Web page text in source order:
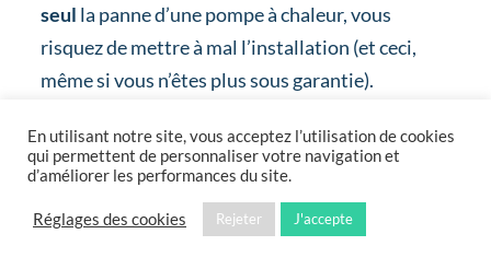
seul la panne d’une pompe à chaleur, vous
risquez de mettre à mal l’installation (et ceci,
même si vous n’êtes plus sous garantie).
Dans le contexte de son opération de
dépannage, le chauffagiste vous dira si les
réparations :
En utilisant notre site, vous acceptez l’utilisation de cookies
qui permettent de personnaliser votre navigation et
d’améliorer les performances du site.
Réglages des cookies Rejeter J'accepte